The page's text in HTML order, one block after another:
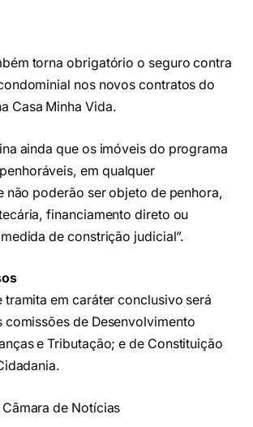
torna obrigatório o seguro contra
nos novos contratos do
Casa Minha Vida.
ainda que os imóveis do programa
em qualquer
não poderão ser objeto de penhora,
financiamento direto ou
de constrição judicial”.
tramita em caráter conclusivo será
comissões de Desenvolvimento
e Tributação; e de Constituição
de Notícias